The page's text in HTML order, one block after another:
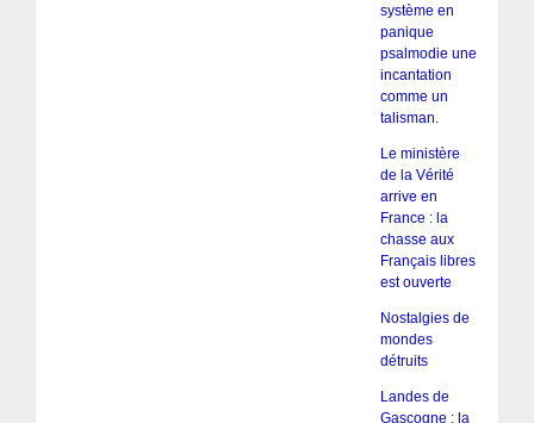
système en
panique
psalmodie une
incantation
comme un
talisman.
Le ministère
de la Vérité
arrive en
France : la
chasse aux
Français libres
est ouverte
Nostalgies de
mondes
détruits
Landes de
Gascogne : la